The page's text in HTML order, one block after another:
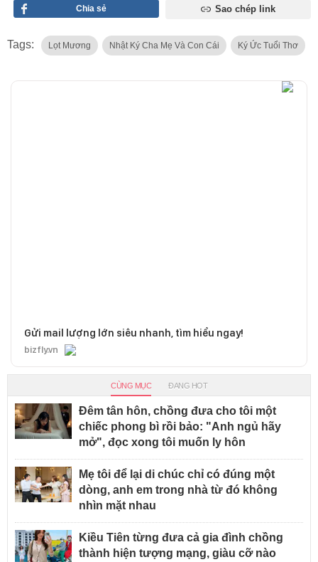
Chia sẻ Sao chép link
Tags: Lọt Mương Nhật Ký Cha Mẹ Và Con Cái Ký Ức Tuổi Thơ
Gửi mail lượng lớn siêu nhanh, tìm hiểu ngay!
bizfly.vn
CÙNG MỤC ĐANG HOT
Đêm tân hôn, chồng đưa cho tôi một
chiếc phong bì rồi bảo: "Anh ngủ hãy
mở", đọc xong tôi muốn ly hôn
Mẹ tôi để lại di chúc chỉ có đúng một
dòng, anh em trong nhà từ đó không
nhìn mặt nhau
Kiều Tiên từng đưa cả gia đình chồng
thành hiện tượng mạng, giàu cỡ nào